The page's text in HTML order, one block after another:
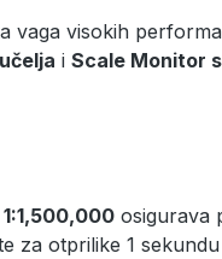
vaga visokih
i Scale Monitor
1:1,500,000 osigurava
za otprilike 1 sekundu